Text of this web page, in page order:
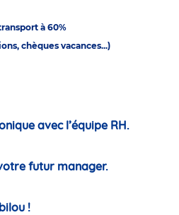
à 60%
chèques vacances...)
avec l’équipe RH.
futur manager.
!